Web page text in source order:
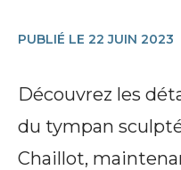
PUBLIÉ LE 22 JUIN 2023
Découvrez les
du tympan
Chaillot,